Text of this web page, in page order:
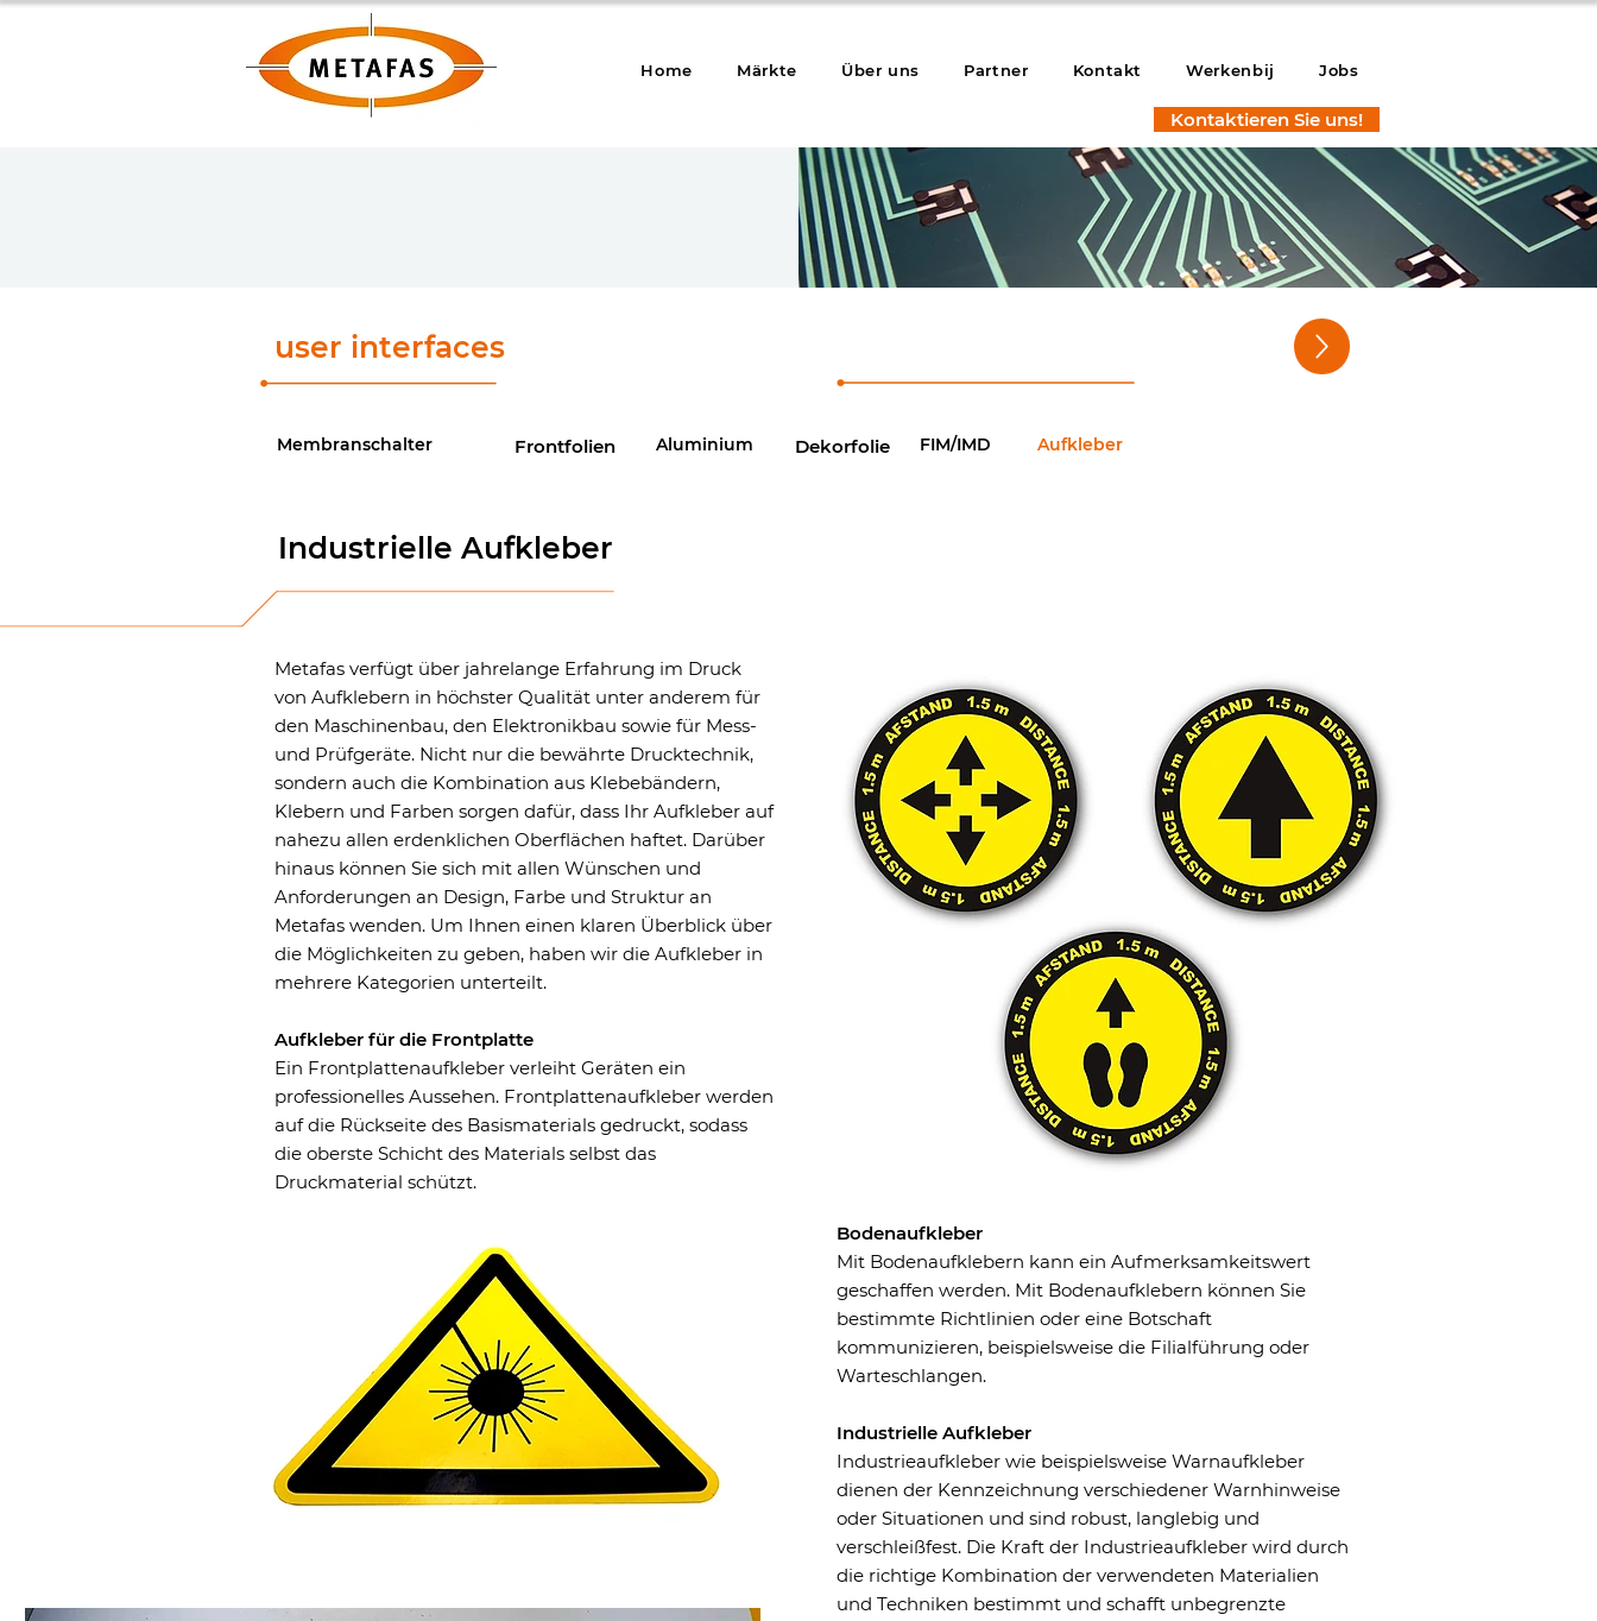
Home Märkte Über uns Partner Kontakt Werkenbij Jobs
Kontaktieren Sie uns!
user interfaces
Membranschalter Frontfolien Aluminium Dekorfolie FIM/IMD Aufkleber
Industrielle Aufkleber
Metafas verfügt über jahrelange Erfahrung im Druck
von Aufklebern in höchster Qualität unter anderem für
den Maschinenbau, den Elektronikbau sowie für Mess-
und Prüfgeräte. Nicht nur die bewährte Drucktechnik,
sondern auch die Kombination aus Klebebändern,
Klebern und Farben sorgen dafür, dass Ihr Aufkleber auf
nahezu allen erdenklichen Oberflächen haftet. Darüber
hinaus können Sie sich mit allen Wünschen und
Anforderungen an Design, Farbe und Struktur an
Metafas wenden. Um Ihnen einen klaren Überblick über
die Möglichkeiten zu geben, haben wir die Aufkleber in
mehrere Kategorien unterteilt.
Aufkleber für die Frontplatte
Ein Frontplattenaufkleber verleiht Geräten ein
professionelles Aussehen. Frontplattenaufkleber werden
auf die Rückseite des Basismaterials gedruckt, sodass
die oberste Schicht des Materials selbst das
Druckmaterial schützt.
Bodenaufkleber
Mit Bodenaufklebern kann ein Aufmerksamkeitswert
geschaffen werden. Mit Bodenaufklebern können Sie
bestimmte Richtlinien oder eine Botschaft
kommunizieren, beispielsweise die Filialführung oder
Warteschlangen.
Industrielle Aufkleber
Industrieaufkleber wie beispielsweise Warnaufkleber
dienen der Kennzeichnung verschiedener Warnhinweise
oder Situationen und sind robust, langlebig und
verschleißfest. Die Kraft der Industrieaufkleber wird durch
die richtige Kombination der verwendeten Materialien
und Techniken bestimmt und schafft unbegrenzte